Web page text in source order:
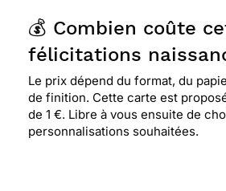
💰 Combien coûte
félicitations
Le prix dépend du format, du
de finition. Cette carte est
de 1 €. Libre à vous ensuite de
personnalisations souhaitées.